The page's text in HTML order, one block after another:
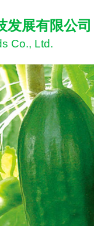
发展有限公司
Co., Ltd.